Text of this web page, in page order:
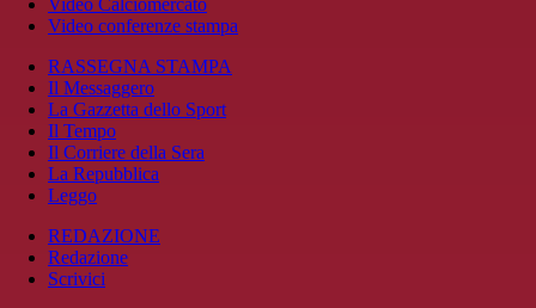
Video Calciomercato
Video conferenze stampa
RASSEGNA STAMPA
Il Messaggero
La Gazzetta dello Sport
Il Tempo
Il Corriere della Sera
La Repubblica
Leggo
REDAZIONE
Redazione
Scrivici